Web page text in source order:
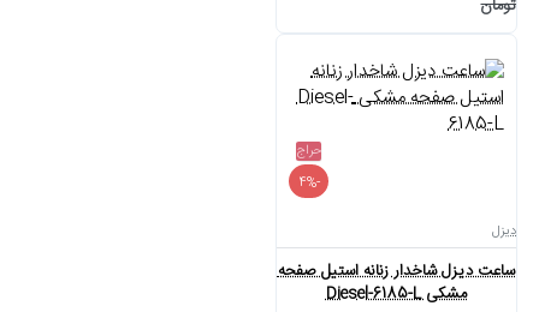
تومان
حراج
-4%
دیزل
ساعت دیزل شاخدار زنانه استیل صفحه
مشکی Diesel-6185-L